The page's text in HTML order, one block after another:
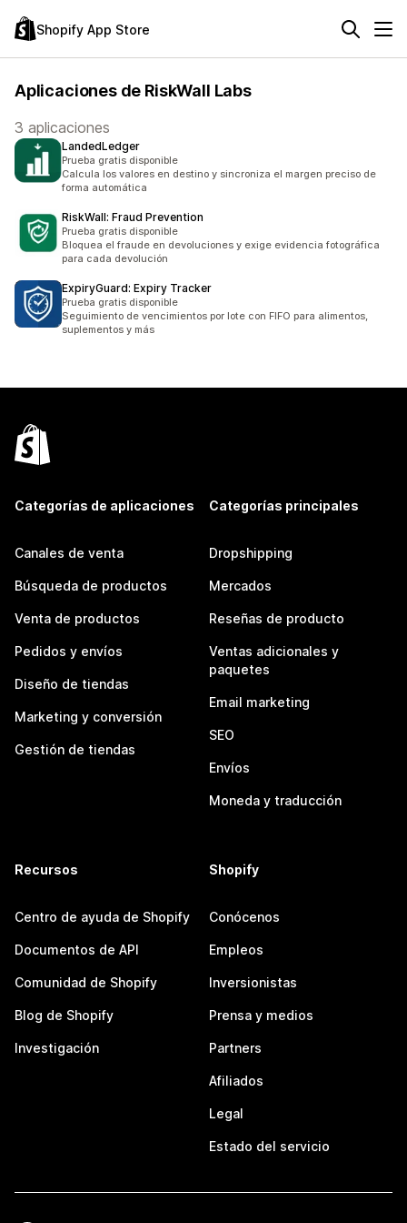
Shopify App Store
Aplicaciones de RiskWall Labs
3 aplicaciones
LandedLedger
Prueba gratis disponible
Calcula los valores en destino y sincroniza el margen preciso de
forma automática
RiskWall: Fraud Prevention
Prueba gratis disponible
Bloquea el fraude en devoluciones y exige evidencia fotográfica
para cada devolución
ExpiryGuard: Expiry Tracker
Prueba gratis disponible
Seguimiento de vencimientos por lote con FIFO para alimentos,
suplementos y más
Categorías de aplicaciones
Canales de venta
Búsqueda de productos
Venta de productos
Pedidos y envíos
Diseño de tiendas
Marketing y conversión
Gestión de tiendas
Categorías principales
Dropshipping
Mercados
Reseñas de producto
Ventas adicionales y
paquetes
Email marketing
SEO
Envíos
Moneda y traducción
Recursos
Centro de ayuda de Shopify
Documentos de API
Comunidad de Shopify
Blog de Shopify
Investigación
Shopify
Conócenos
Empleos
Inversionistas
Prensa y medios
Partners
Afiliados
Legal
Estado del servicio